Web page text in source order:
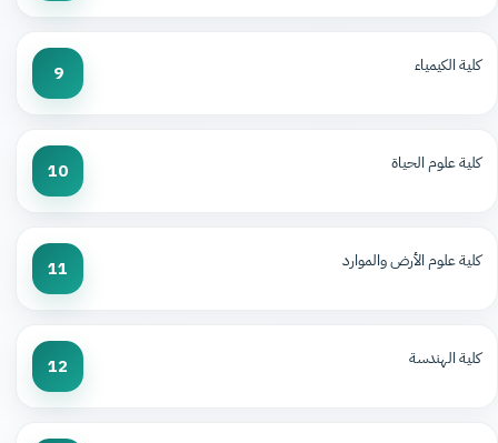
كلية الكيمياء 9
كلية علوم الحياة 10
كلية علوم الأرض والموارد 11
كلية الهندسة 12